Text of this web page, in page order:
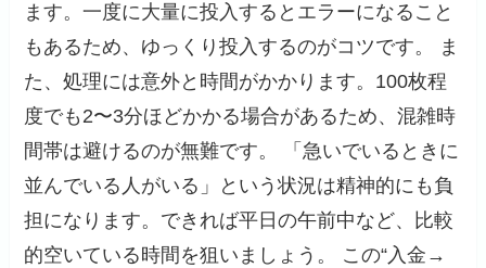
ます。一度に大量に投入するとエラーになること
もあるため、ゆっくり投入するのがコツです。 ま
た、処理には意外と時間がかかります。100枚程
度でも2〜3分ほどかかる場合があるため、混雑時
間帯は避けるのが無難です。 「急いでいるときに
並んでいる人がいる」という状況は精神的にも負
担になります。できれば平日の午前中など、比較
的空いている時間を狙いましょう。 この“入金→